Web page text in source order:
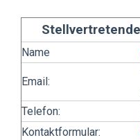
Name
Email:
Telefon:
Kontaktformular: